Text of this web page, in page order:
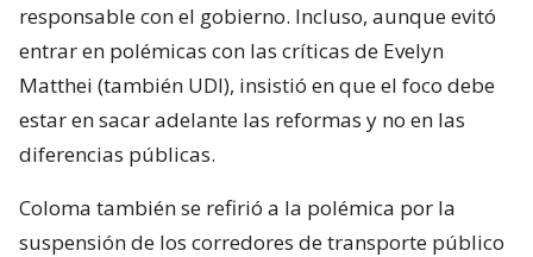
responsable con el gobierno. Incluso, aunque evitó
entrar en polémicas con las críticas de Evelyn
Matthei (también UDI), insistió en que el foco debe
estar en sacar adelante las reformas y no en las
diferencias públicas.
Coloma también se refirió a la polémica por la
suspensión de los corredores de transporte público